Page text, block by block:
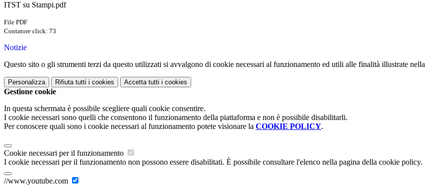
ITST su Stampi.pdf
File PDF
Contatore click: 73
Notizie
Questo sito o gli strumenti terzi da questo utilizzati si avvalgono di cookie necessari al funzionamento ed utili alle finalità illustrate nella
Personalizza Rifiuta tutti i cookies Accetta tutti i cookies
Gestione cookie
In questa schermata è possibile scegliere quali cookie consentire.
I cookie necessari sono quelli che consentono il funzionamento della piattaforma e non è possibile disabilitarli.
Per conoscere quali sono i cookie necessari al funzionamento potete visionare la COOKIE POLICY.
Cookie necessari per il funzionamento
I cookie necessari per il funzionamento non possono essere disabilitati. È possibile consultare l'elenco nella pagina della cookie policy.
//www.youtube.com